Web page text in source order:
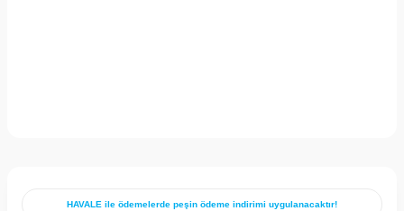
HAVALE ile ödemelerde peşin ödeme indirimi uygulanacaktır!